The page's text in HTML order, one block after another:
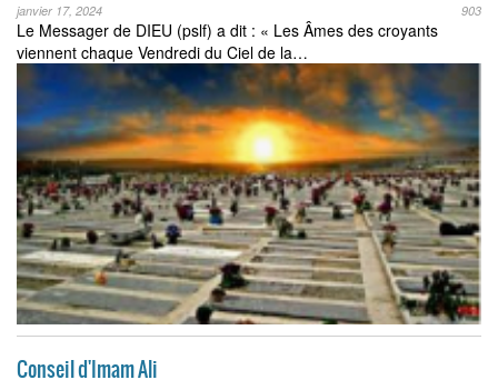
janvier 17, 2024 903
Le Messager de DIEU (pslf) a dit : « Les Âmes des croyants
viennent chaque Vendredi du Ciel de la…
Conseil d'Imam Ali